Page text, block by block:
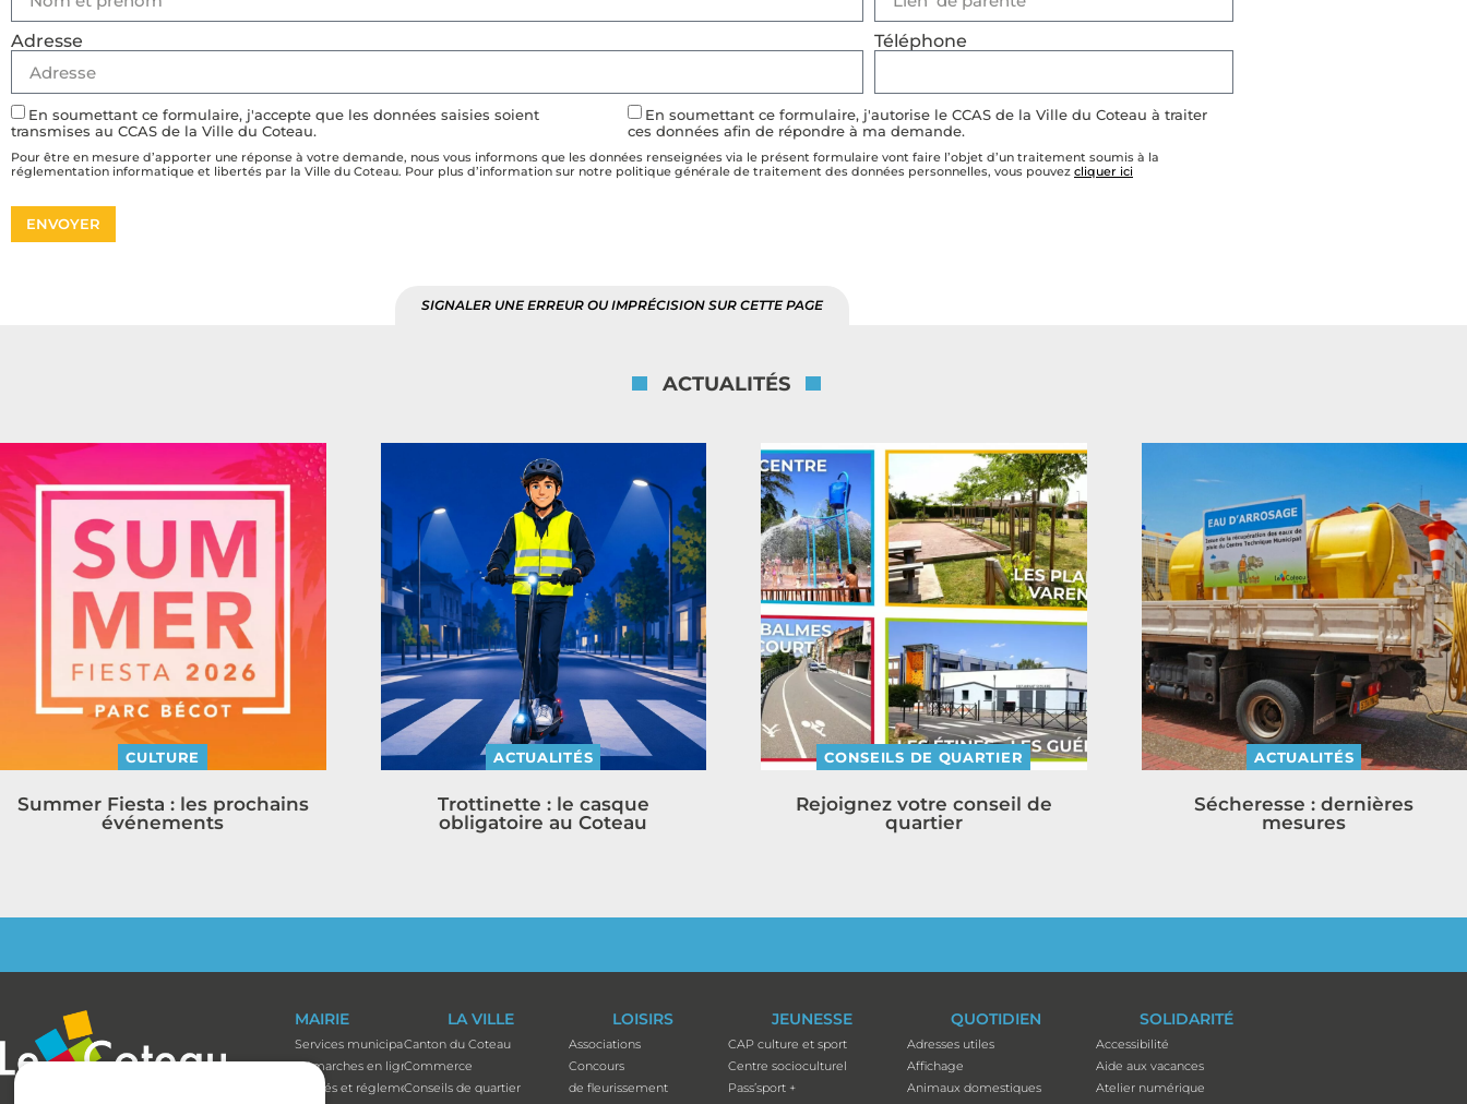
Adresse Téléphone
En soumettant ce formulaire, j'accepte que les données saisies soient
transmises au CCAS de la Ville du Coteau.
En soumettant ce formulaire, j'autorise le CCAS de la Ville du Coteau à traiter
ces données afin de répondre à ma demande.
Pour être en mesure d’apporter une réponse à votre demande, nous vous informons que les données renseignées via le présent formulaire vont faire l’objet d’un traitement soumis à la
réglementation informatique et libertés par la Ville du Coteau. Pour plus d’information sur notre politique générale de traitement des données personnelles, vous pouvez cliquer ici
ENVOYER
SIGNALER UNE ERREUR OU IMPRÉCISION SUR CETTE PAGE
ACTUALITÉS
CULTURE
Summer Fiesta : les prochains
événements
ACTUALITÉS
Trottinette : le casque
obligatoire au Coteau
CONSEILS DE QUARTIER
Rejoignez votre conseil de
quartier
ACTUALITÉS
Sécheresse : dernières
mesures
MAIRIE
Services municipaux
Démarches en ligne
Arrêtés et réglements
LA VILLE
Canton du Coteau
Commerce
Conseils de quartier
LOISIRS
Associations
Concours
de fleurissement
JEUNESSE
CAP culture et sport
Centre socioculturel
Pass’sport +
QUOTIDIEN
Adresses utiles
Affichage
Animaux domestiques
SOLIDARITÉ
Accessibilité
Aide aux vacances
Atelier numérique